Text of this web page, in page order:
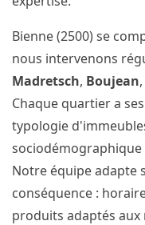
Bienne (2500) se
nous intervenons
Madretsch, Boujean,
Chaque quartier a
typologie
sociodémographique
Notre équipe adapte
conséquence :
produits adaptés